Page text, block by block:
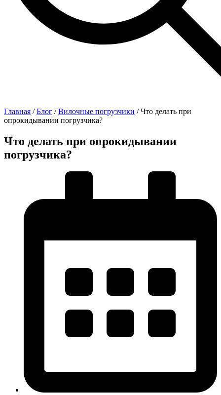
Главная /Блог /Вилочные погрузчики /Что делать при
опрокидывании погрузчика?
Что делать при опрокидывании
погрузчика?